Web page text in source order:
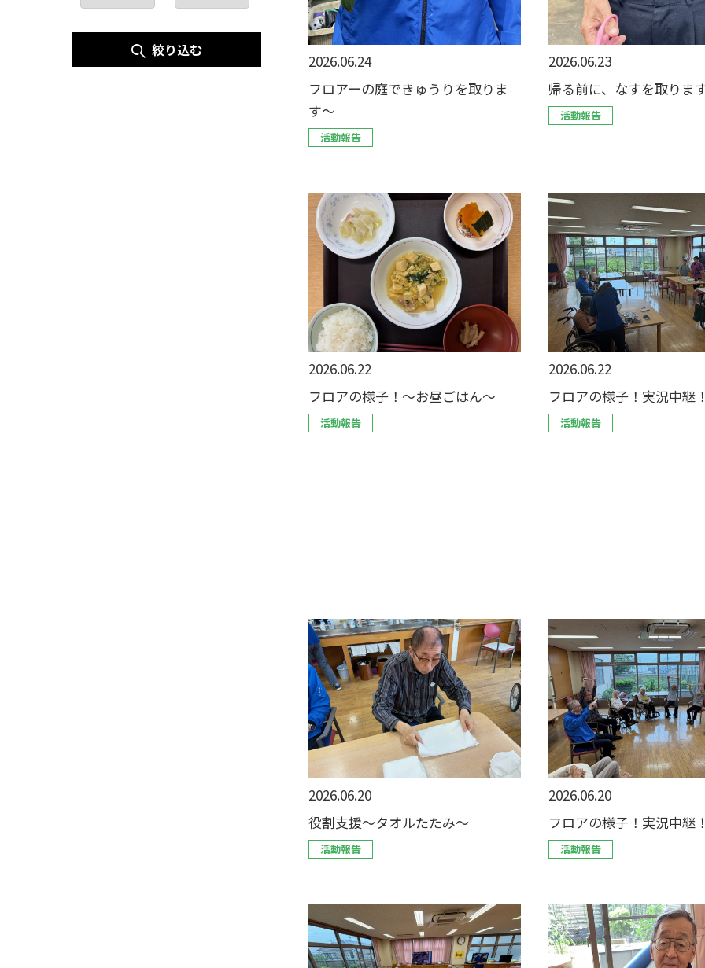
2026.06.24
フロアーの庭できゅうりを取りま
す〜
活動報告
2026.06.23
帰る前に、なすを取りま
活動報告
2026.06.22
フロアの様子！～お昼ごはん～
活動報告
2026.06.22
フロアの様子！実況中継
活動報告
2026.06.20
役割支援～タオルたたみ～
活動報告
2026.06.20
フロアの様子！実況中継
活動報告
絞り込む